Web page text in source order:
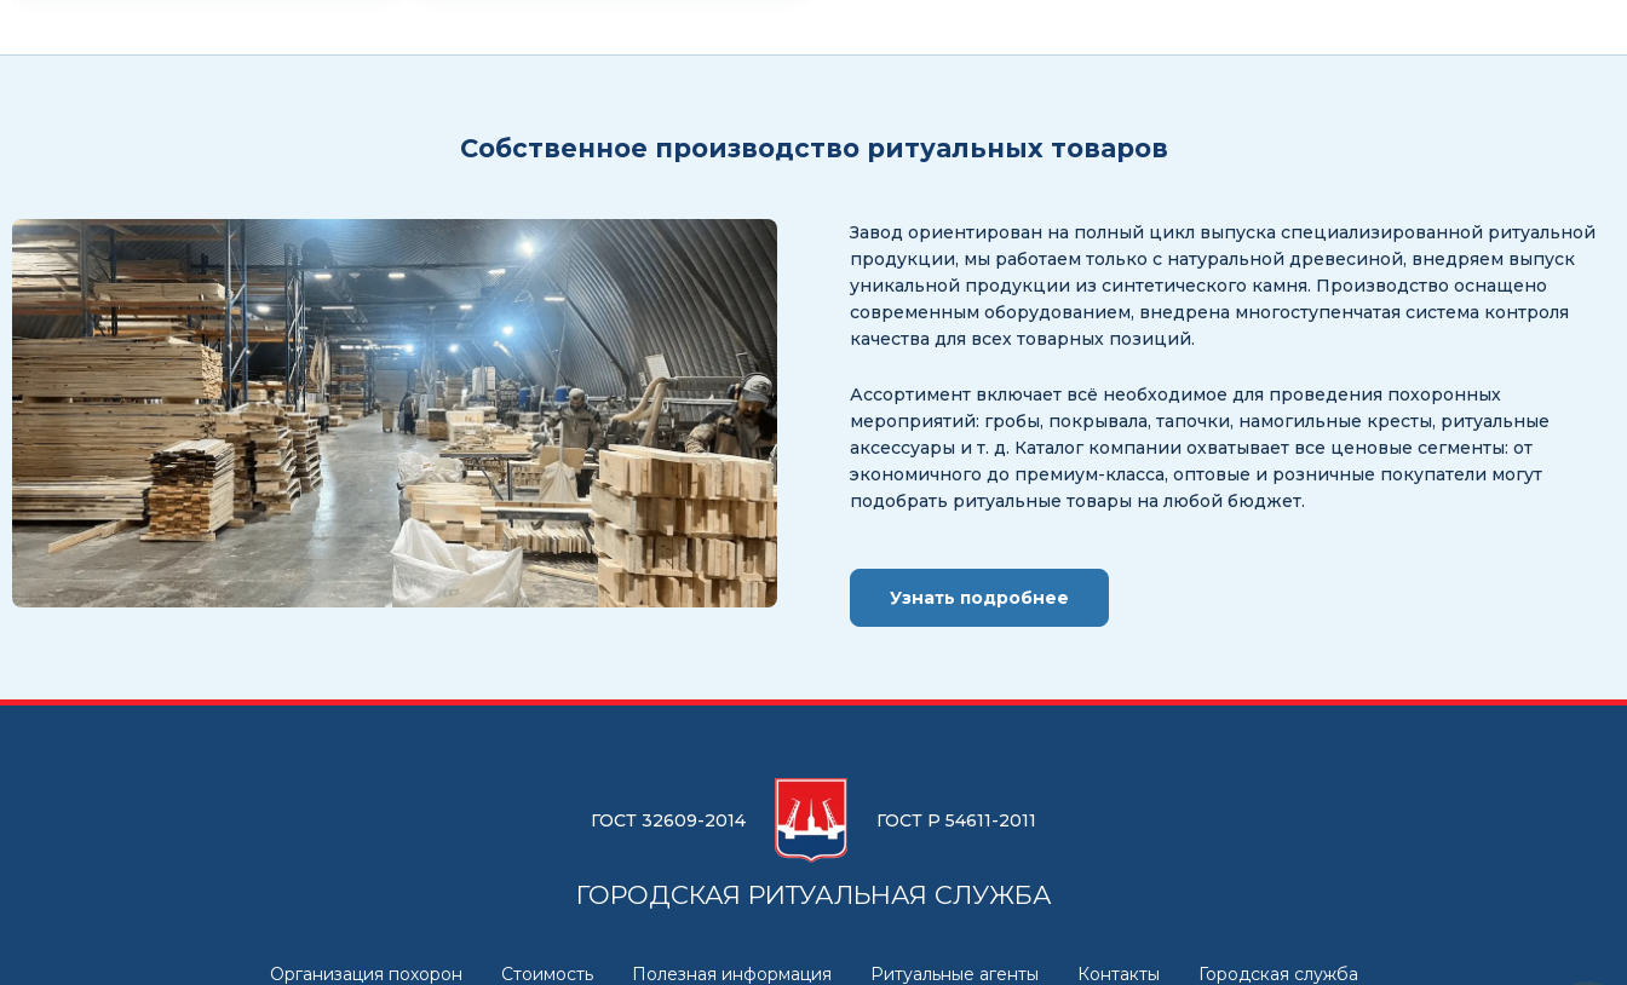
Собственное производство ритуальных товаров
Завод ориентирован на полный цикл выпуска специализированной ритуальной
продукции, мы работаем только с натуральной древесиной, внедряем выпуск
уникальной продукции из синтетического камня. Производство оснащено
современным оборудованием, внедрена многоступенчатая система контроля
качества для всех товарных позиций.
Ассортимент включает всё необходимое для проведения похоронных
мероприятий: гробы, покрывала, тапочки, намогильные кресты, ритуальные
аксессуары и т. д. Каталог компании охватывает все ценовые сегменты: от
экономичного до премиум-класса, оптовые и розничные покупатели могут
подобрать ритуальные товары на любой бюджет.
Узнать подробнее
ГОСТ 32609-2014 ГОСТ Р 54611-2011
ГОРОДСКАЯ РИТУАЛЬНАЯ СЛУЖБА
Организация похорон Стоимость Полезная информация Ритуальные агенты Контакты Городская служба